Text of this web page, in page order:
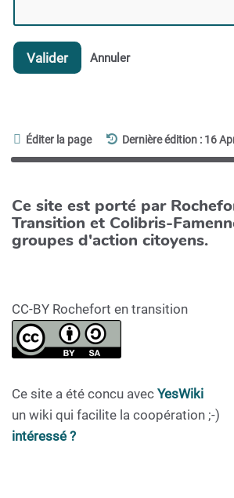
Valider Annuler
Éditer la page Dernière édition : 16
Ce site est porté par
Transition et Colibris-
groupes d'action citoyens.
CC-BY Rochefort en transition
Ce site a été concu avec YesWiki
un wiki qui facilite la coopération ;-)
intéressé ?